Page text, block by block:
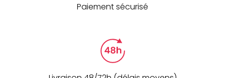
Paiement sécurisé